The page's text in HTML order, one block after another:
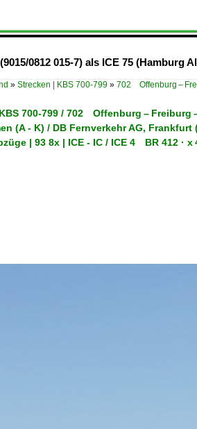
0812 015-7) als ICE 75
» Strecken | KBS 700-799 » 702 Offenburg –
700-799 / 702 Offenburg – Freiburg
(A - K) / DB Fernverkehr AG, Frankfurt
| 93 8x | ICE - IC / ICE 4 BR 412 · x